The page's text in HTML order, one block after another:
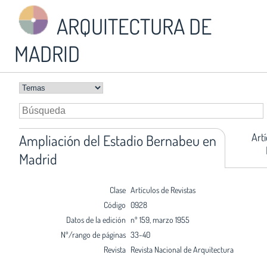
ARQUITECTURA DE
MADRID
Ampliación del Estadio Bernabeu en
Madrid
Clase Artículos de Revistas
Código 0928
Datos de la edición nº 159, marzo 1955
Nº/rango de páginas 33-40
Revista Revista Nacional de Arquitectura